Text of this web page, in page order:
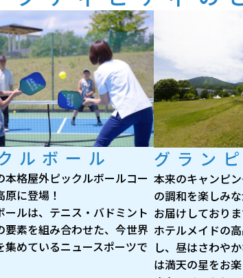
ルボール
本格屋外ピックルボールコー
に登場！
ールは、テニス・バドミント
要素を組み合わせた、今世界
集めているニュースポーツで
グラン
本来のキャンピ
の調和を楽しみ
お届けしておりま
ホテルメイドの
し、昼はさわや
は満天の星をお楽